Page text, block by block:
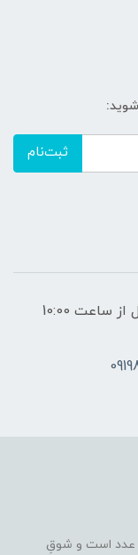
ثبت‌نام
ساعات پاسخگویی: فقط روزهای غیر تعطیل از ساعت 10:00
عدد است و شوقِ